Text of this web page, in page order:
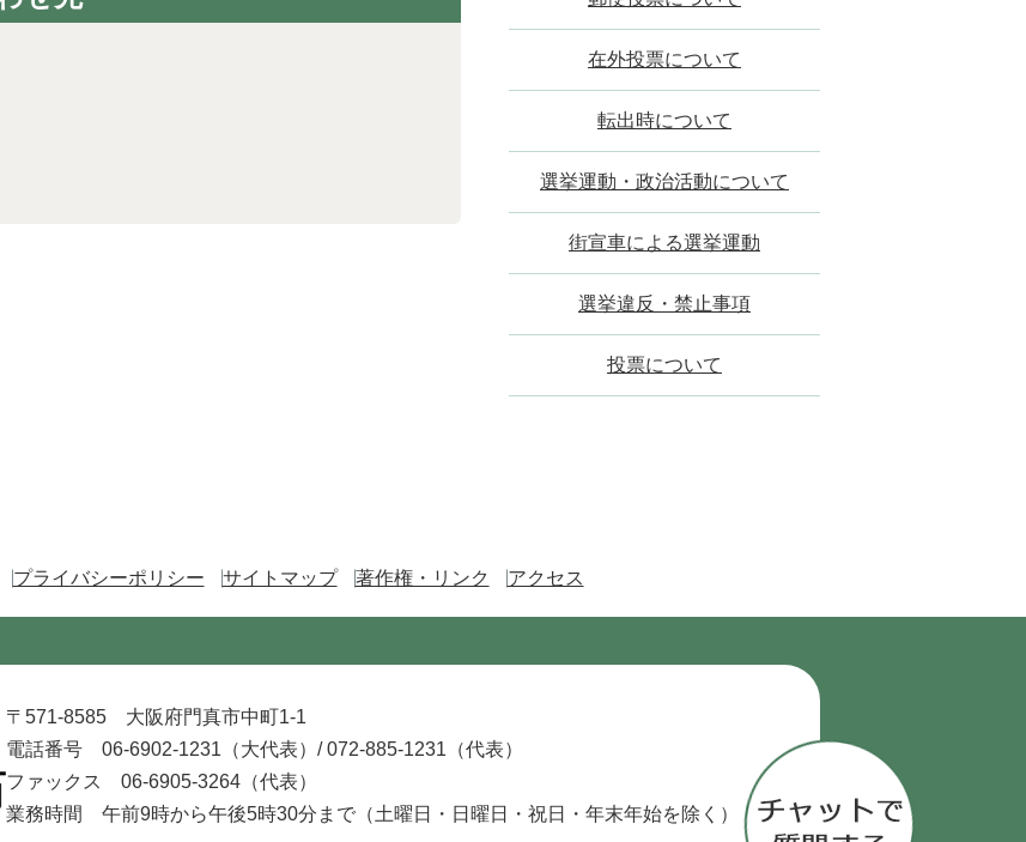
在外投票について
転出時について
選挙運動・政治活動について
街宣車による選挙運動
選挙違反・禁止事項
投票について
プライバシーポリシー サイトマップ 著作権・リンク アクセス
〒571-8585 大阪府門真市中町1-1
電話番号 06-6902-1231（大代表）/072-885-1231（代表）
ファックス 06-6905-3264（代表）
業務時間 午前9時から午後5時30分まで （土曜日・日曜日・祝日・年末年始を除く）